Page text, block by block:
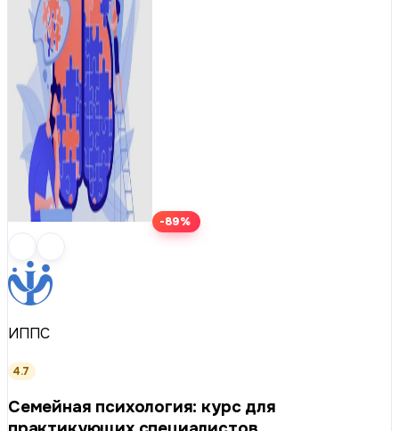
-89%
ИППС
4.7
Семейная психология: курс для